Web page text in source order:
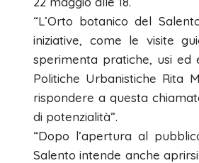
“L’Orto botanico del
iniziative, come le visite
sperimenta pratiche, usi ed
Politiche Urbanistiche Rita
rispondere a questa
di potenzialità”.
“Dopo l’apertura al
Salento intende anche